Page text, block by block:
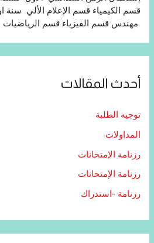
مهندس قسم الفيزياء قسم الرياضيات
أحدث المقالات
توجيه الطلبة
المداولات
رزنامة الإمتحانات
رزنامة الإمتحانات
رزنامة -استدراك